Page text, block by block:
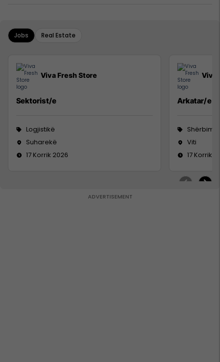
Jobs Real Estate
Viva Fresh Store
Sektorist/e
Logjistikë
Suharekë
17 Korrik 2026
Viva
Arkatar/e
Viti
17 Korrik